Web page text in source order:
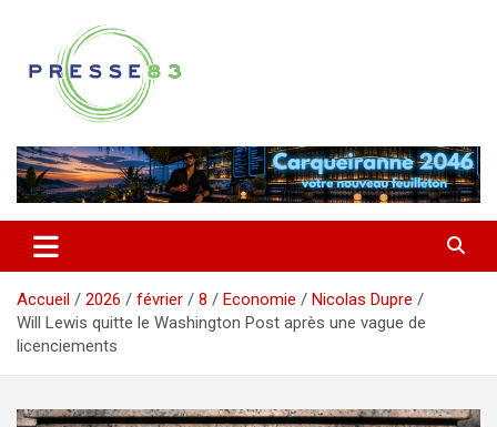
contenu
Presse 83
Accueil 2026 février 8 Economie
Nicolas Dupre
Will Lewis quitte le Washington Post après une vague de
licenciements